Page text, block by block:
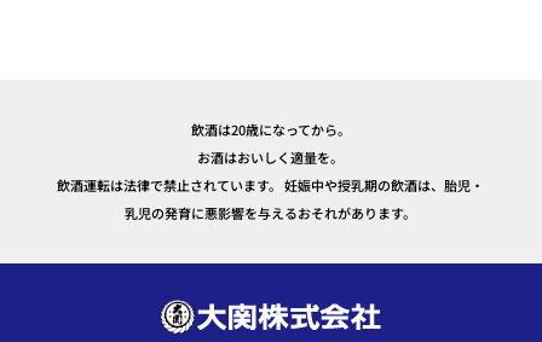
飲酒は20歳になってから。
お酒はおいしく適量を。
飲酒運転は法律で禁止されています。 妊娠中や授乳期の飲酒は、胎児・
乳児の発育に悪影響を与えるおそれがあります。